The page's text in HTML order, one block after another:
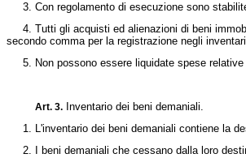
3. Con regolamento di esecuzione sono
4. Tutti gli acquisti ed alienazioni di beni
secondo comma per la registrazione negli
5. Non possono essere liquidate spese relative
Art. 3. Inventario dei beni demaniali.
1. L'inventario dei beni demaniali contiene la
2. I beni demaniali che cessano dalla loro